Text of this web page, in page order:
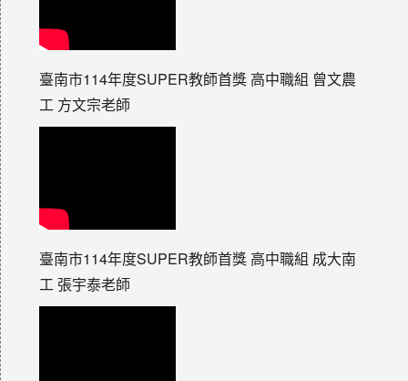
臺南市114年度SUPER教師首獎 高中職組 曾文農
工 方文宗老師
臺南市114年度SUPER教師首獎 高中職組 成大南
工 張宇泰老師